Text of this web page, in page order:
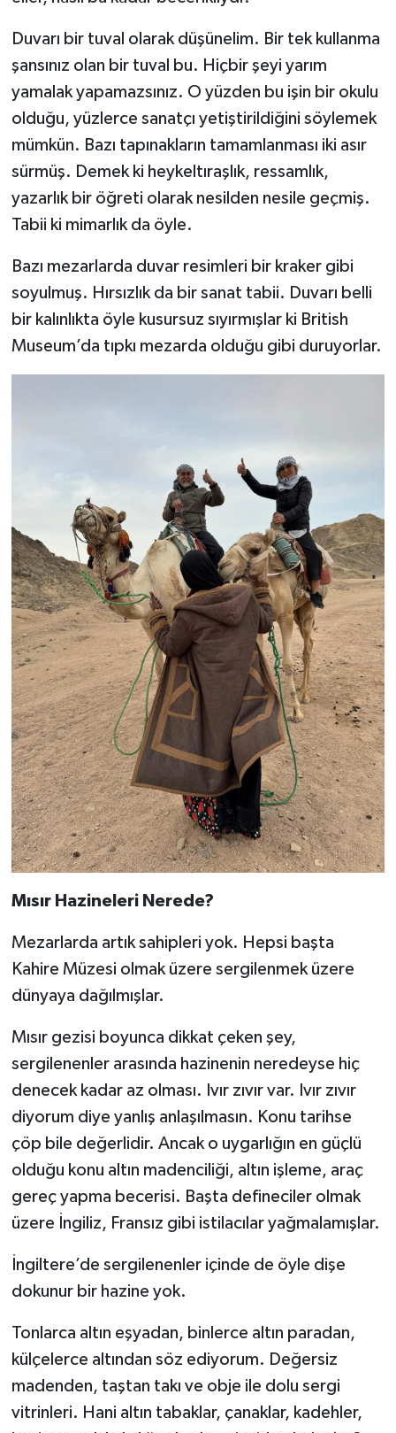
Duvarı bir tuval olarak düşünelim. Bir tek kullanma
şansınız olan bir tuval bu. Hiçbir şeyi yarım
yamalak yapamazsınız. O yüzden bu işin bir okulu
olduğu, yüzlerce sanatçı yetiştirildiğini söylemek
mümkün. Bazı tapınakların tamamlanması iki asır
sürmüş. Demek ki heykeltıraşlık, ressamlık,
yazarlık bir öğreti olarak nesilden nesile geçmiş.
Tabii ki mimarlık da öyle.
Bazı mezarlarda duvar resimleri bir kraker gibi
soyulmuş. Hırsızlık da bir sanat tabii. Duvarı belli
bir kalınlıkta öyle kusursuz sıyırmışlar ki British
Museum’da tıpkı mezarda olduğu gibi duruyorlar.
Mısır Hazineleri Nerede?
Mezarlarda artık sahipleri yok. Hepsi başta
Kahire Müzesi olmak üzere sergilenmek üzere
dünyaya dağılmışlar.
Mısır gezisi boyunca dikkat çeken şey,
sergilenenler arasında hazinenin neredeyse hiç
denecek kadar az olması. Ivır zıvır var. Ivır zıvır
diyorum diye yanlış anlaşılmasın. Konu tarihse
çöp bile değerlidir. Ancak o uygarlığın en güçlü
olduğu konu altın madenciliği, altın işleme, araç
gereç yapma becerisi. Başta defineciler olmak
üzere İngiliz, Fransız gibi istilacılar yağmalamışlar.
İngiltere’de sergilenenler içinde de öyle dişe
dokunur bir hazine yok.
Tonlarca altın eşyadan, binlerce altın paradan,
külçelerce altından söz ediyorum. Değersiz
madenden, taştan takı ve obje ile dolu sergi
vitrinleri. Hani altın tabaklar, çanaklar, kadehler,